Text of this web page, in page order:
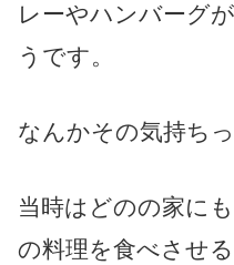
レーやハンバーグ
うです。
なんかその気持ち
当時はどのの家に
の料理を食べさせ